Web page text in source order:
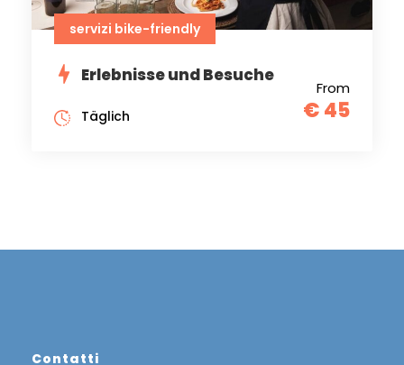
servizi bike-friendly
Erlebnisse und Besuche
From
€ 45
Täglich
Contatti